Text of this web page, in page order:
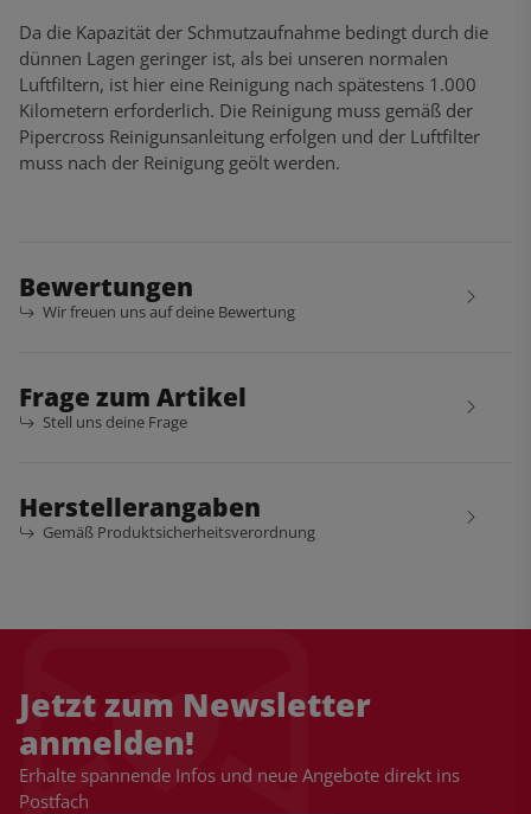
Da die Kapazität der Schmutzaufnahme bedingt durch die
dünnen Lagen geringer ist, als bei unseren normalen
Luftfiltern, ist hier eine Reinigung nach spätestens 1.000
Kilometern erforderlich. Die Reinigung muss gemäß der
Pipercross Reinigunsanleitung erfolgen und der Luftfilter
muss nach der Reinigung geölt werden.
Bewertungen
Wir freuen uns auf deine Bewertung
Frage zum Artikel
Stell uns deine Frage
Herstellerangaben
Gemäß Produktsicherheitsverordnung
Jetzt zum Newsletter
anmelden!
Erhalte spannende Infos und neue Angebote direkt ins
Postfach